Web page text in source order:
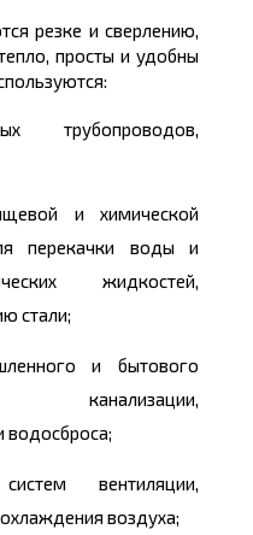
резке и сверлению,
просты и удобны
трубопроводов,
и химической
перекачки воды и
жидкостей,
стали;
и бытового
водосброса;
вентиляции,
воздуха;